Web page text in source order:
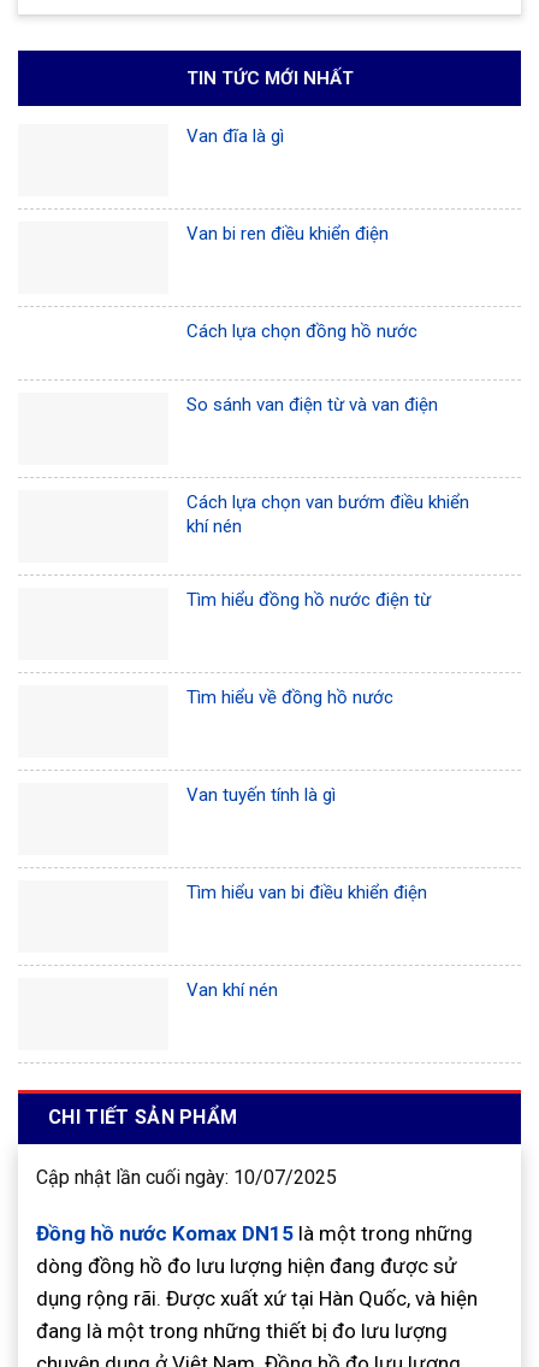
TIN TỨC MỚI NHẤT
Van đĩa là gì
Van bi ren điều khiển điện
Cách lựa chọn đồng hồ nước
So sánh van điện từ và van điện
Cách lựa chọn van bướm điều khiển
khí nén
Tìm hiểu đồng hồ nước điện từ
Tìm hiểu về đồng hồ nước
Van tuyến tính là gì
Tìm hiểu van bi điều khiển điện
Van khí nén
CHI TIẾT SẢN PHẨM
Cập nhật lần cuối ngày: 10/07/2025
Đồng hồ nước Komax DN15 là một trong những
dòng đồng hồ đo lưu lượng hiện đang được sử
dụng rộng rãi. Được xuất xứ tại Hàn Quốc, và hiện
đang là một trong những thiết bị đo lưu lượng